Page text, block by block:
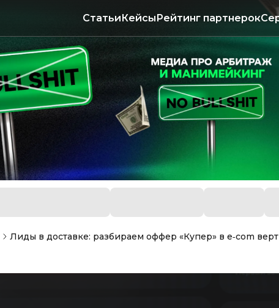
СтатьиКейсыРейтинг партнерок
Лиды в доставке: разбираем оффер «Купер» в e‑com